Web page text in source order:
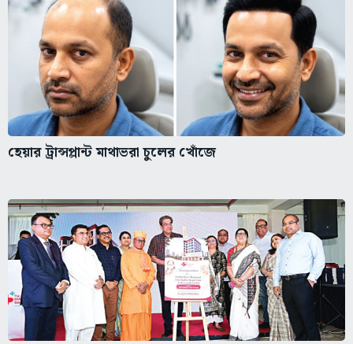
হেয়ার ট্রান্সপ্লান্ট মাথাভরা চুলের খোঁজে